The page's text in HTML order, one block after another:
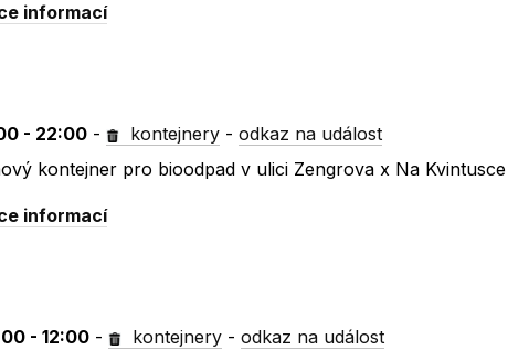
informací
- 22:00 - kontejnery -odkaz na událost
kontejner pro bioodpad v ulici Zengrova x Na Kvintusce
informací
- 12:00 - kontejnery -odkaz na událost